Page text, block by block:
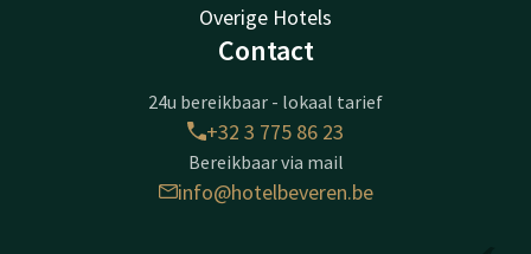
Overige Hotels
Contact
24u bereikbaar - lokaal tarief
+32 3 775 86 23
Bereikbaar via mail
info@hotelbeveren.be